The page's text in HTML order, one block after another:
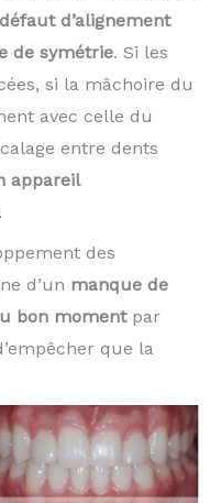
défaut d’alignement
de symétrie. Si les
si la mâchoire du
avec celle du
entre dents
appareil
.
des
d’un manque de
bon momentpar
que la